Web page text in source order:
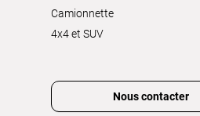
Camionnette
4x4 et SUV
Nous contacter